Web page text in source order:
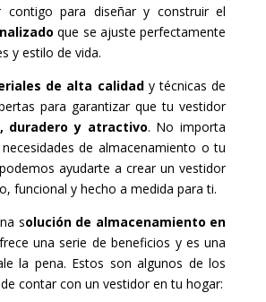
contigo para diseñar y construir el
que se ajuste perfectamente
y estilo de vida.
de alta calidady técnicas de
para garantizar que tu vestidor
duradero y atractivo. No importa
de almacenamiento o tu
ayudarte a crear un vestidor
funcional y hecho a medida para ti.
solución de almacenamiento en
una serie de beneficios y es una
la pena. Estos son algunos de los
contar con un vestidor en tu hogar: